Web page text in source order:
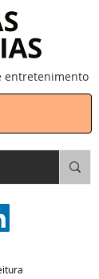
entretenimento